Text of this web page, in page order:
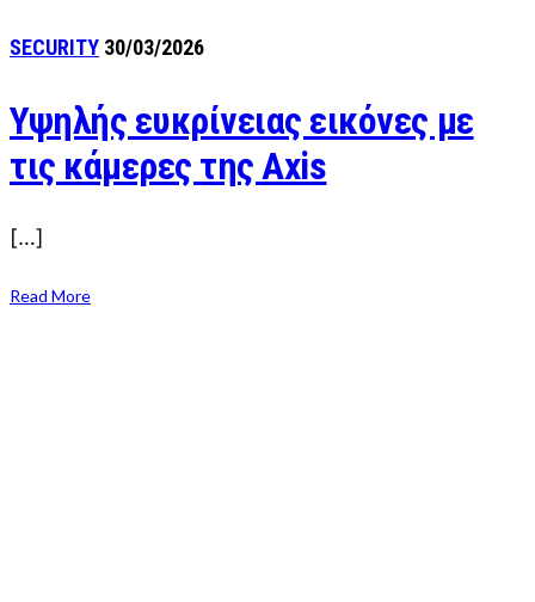
SECURITY 30/03/2026
Υψηλής ευκρίνειας εικόνες με
τις κάμερες της Axis
[…]
Read More